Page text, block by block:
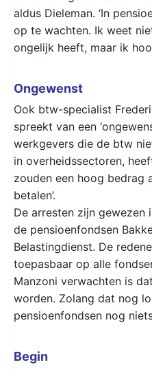
aldus Dieleman. ‘In
op te wachten. Ik weet
ongelijk heeft, maar ik
Ongewenst
Ook btw-specialist
spreekt van een
werkgevers die de btw
in overheidssectoren,
zouden een hoog bedrag
betalen’.
De arresten zijn gewezen
de pensioenfondsen
Belastingdienst. De
toepasbaar op alle
Manzoni verwachten is
worden. Zolang dat nog
pensioenfondsen nog
Begin